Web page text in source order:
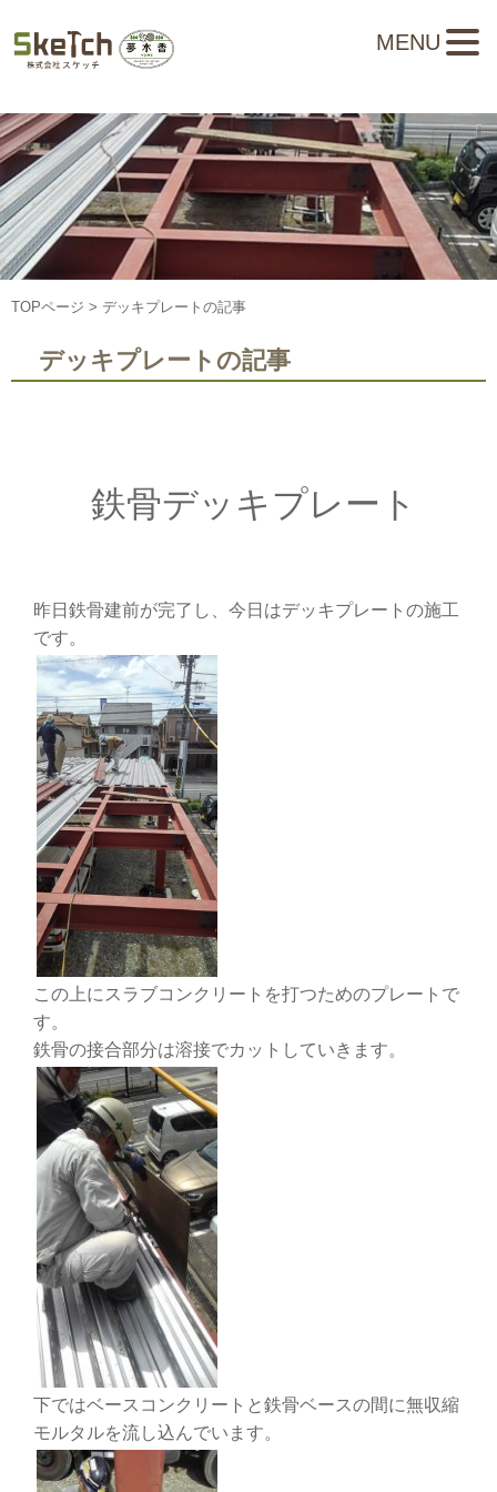
TOPページ > デッキプレートの記事
デッキプレートの記事
鉄骨デッキプレート
昨日鉄骨建前が完了し、今日はデッキプレートの施工
です。
この上にスラブコンクリートを打つためのプレートで
す。
鉄骨の接合部分は溶接でカットしていきます。
下ではベースコンクリートと鉄骨ベースの間に無収縮
モルタルを流し込んでいます。
MENU